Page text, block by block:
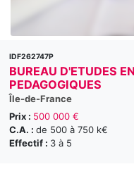
IDF262747P
BUREAU D'ETUDES
PEDAGOGIQUES
Île-de-France
Prix : 500 000 €
C.A. : de 500 à 750 k€
Effectif : 3 à 5